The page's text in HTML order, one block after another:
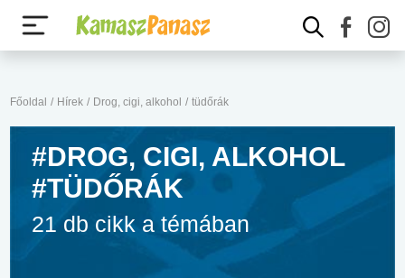
Főoldal / Hírek / Drog, cigi, alkohol / tüdőrák
#DROG, CIGI, ALKOHOL
#TÜDŐRÁK
21 db cikk a témában